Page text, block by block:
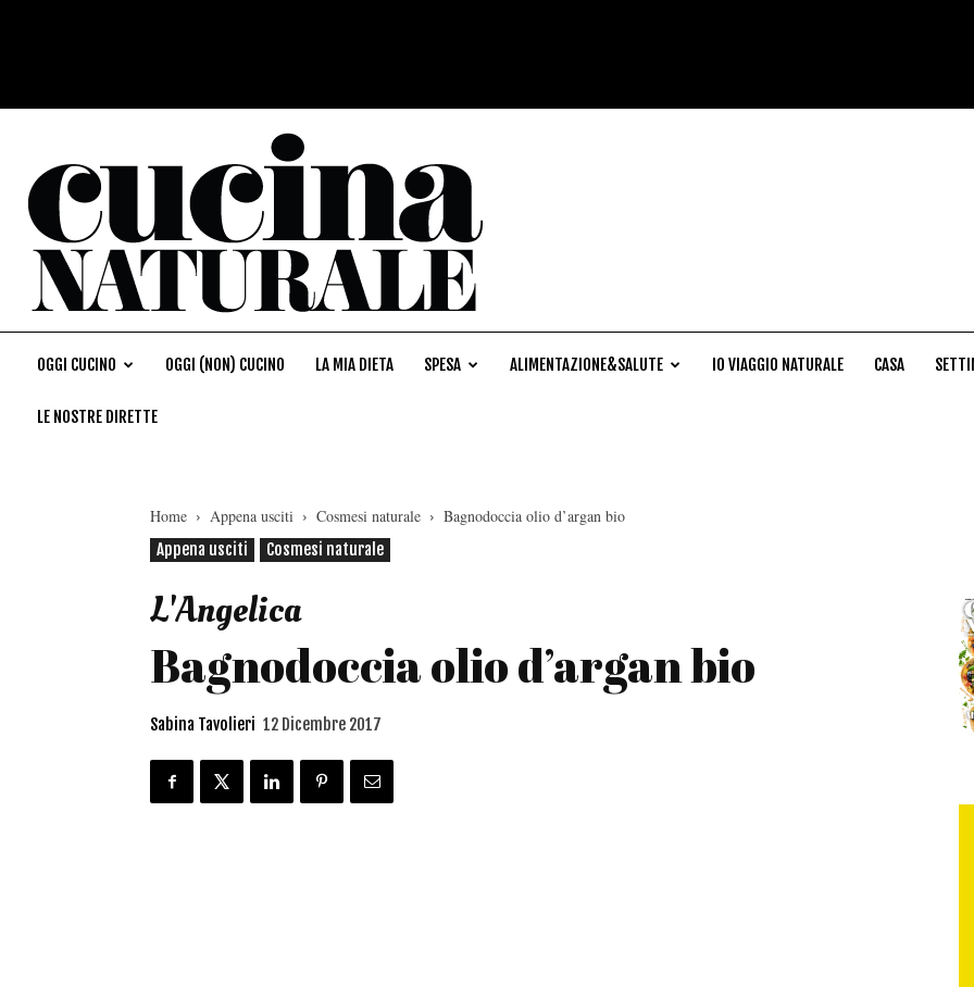
OGGI CUCINO OGGI (NON) CUCINO LA MIA DIETA SPESA ALIMENTAZIONE&SALUTE IO VIAGGIO NATURALE CASA
LE NOSTRE DIRETTE
Home Appena usciti Cosmesi naturale
Bagnodoccia olio d’argan bio
Appena usciti
Cosmesi naturale
L'Angelica
Bagnodoccia olio d’argan bio
Sabina Tavolieri 12 Dicembre 2017